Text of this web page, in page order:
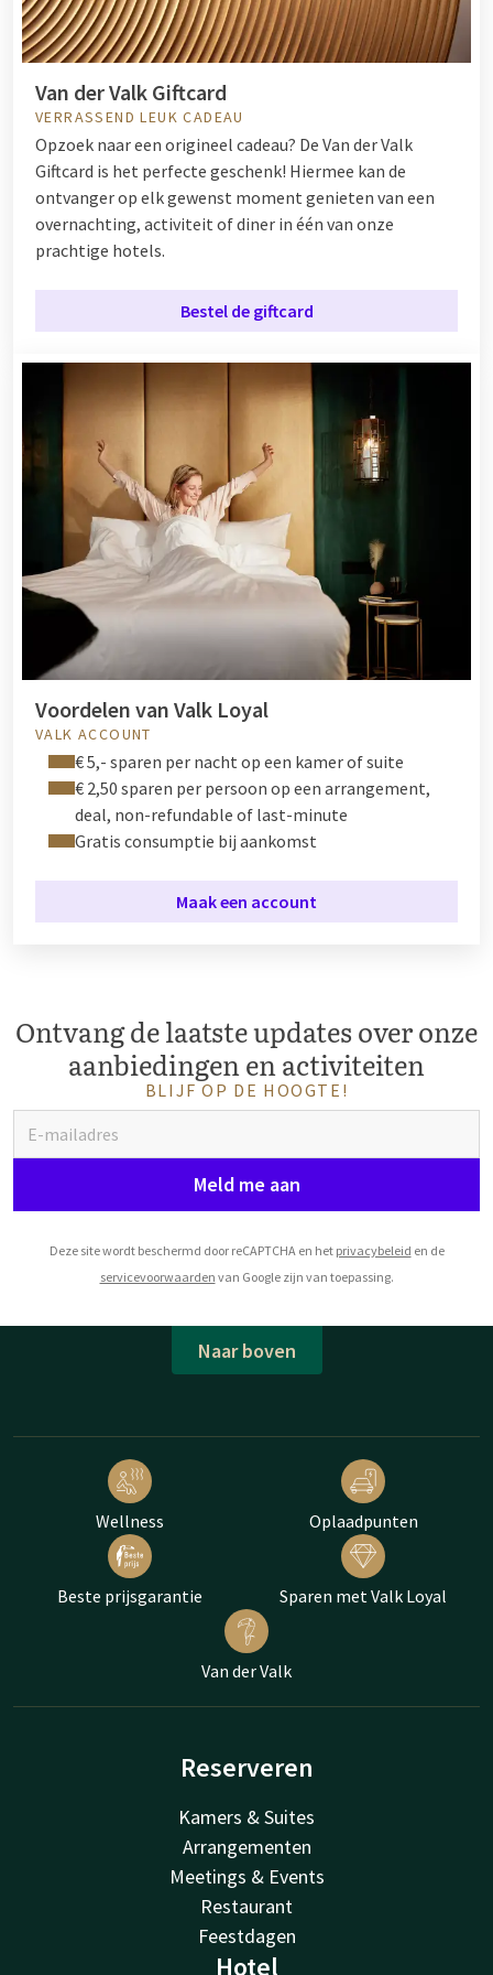
Van der Valk Giftcard
VERRASSEND LEUK CADEAU
Opzoek naar een origineel cadeau? De Van der Valk
Giftcard is het perfecte geschenk! Hiermee kan de
ontvanger op elk gewenst moment genieten van een
overnachting, activiteit of diner in één van onze
prachtige hotels.
Bestel de giftcard
Voordelen van Valk Loyal
VALK ACCOUNT
€ 5,- sparen per nacht op een kamer of suite
€ 2,50 sparen per persoon op een arrangement,
deal, non-refundable of last-minute
Gratis consumptie bij aankomst
Maak een account
Ontvang de laatste updates over onze
aanbiedingen en activiteiten
BLIJF OP DE HOOGTE!
Meld me aan
Deze site wordt beschermd door reCAPTCHA en het privacybeleid en de
servicevoorwaarden van Google zijn van toepassing.
Naar boven
Wellness Oplaadpunten
Beste prijsgarantie Sparen met Valk Loyal
Van der Valk
Reserveren
Kamers & Suites
Arrangementen
Meetings & Events
Restaurant
Feestdagen
Hotel